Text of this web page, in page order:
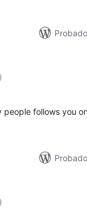
total
de
)
follows you
total
de
)